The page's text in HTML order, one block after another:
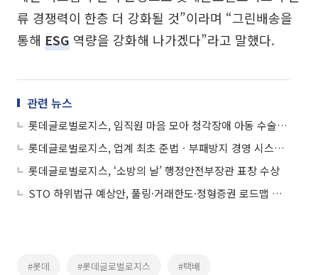
류 경쟁력이 한층 더 강화될 것”이라며 “그린배송을
통해 ESG 역량을 강화해 나가겠다”라고 말했다.
관련 뉴스
롯데글로벌로지스, 임직원 마음 모아 청각장애 아동 수술비 지원
롯데글로벌로지스, 업계 최초 준법ㆍ부패방지 경영 시스템 국제표준 동시 획득
롯데글로벌로지스, ‘소방의 날’ 행정안전부장관 표창 수상
STO 하위법규 예상안, 풀링·거래한도·정형증권 로드맵 제시
#롯데 #롯데글로벌로지스 #택배